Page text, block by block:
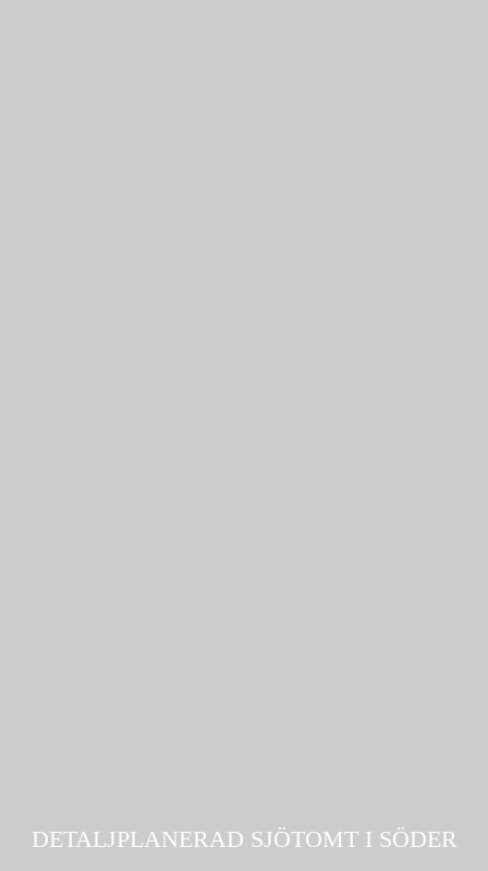
DETALJPLANERAD SJÖTOMT I SÖDER